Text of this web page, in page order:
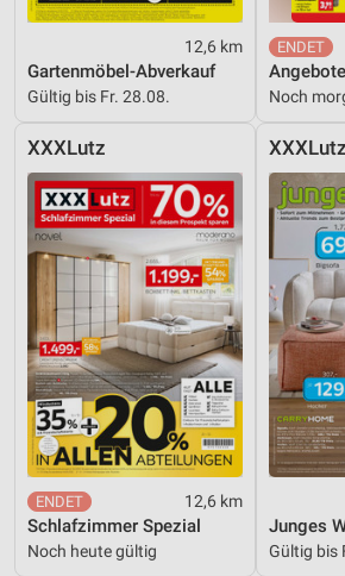
12,6 km
Gartenmöbel-Abverkauf
Gültig bis Fr. 28.08. Noch
XXXLutz
12,6 km
Schlafzimmer Spezial
Noch heute gültig
XXXLutz
Junges
Gültig bis